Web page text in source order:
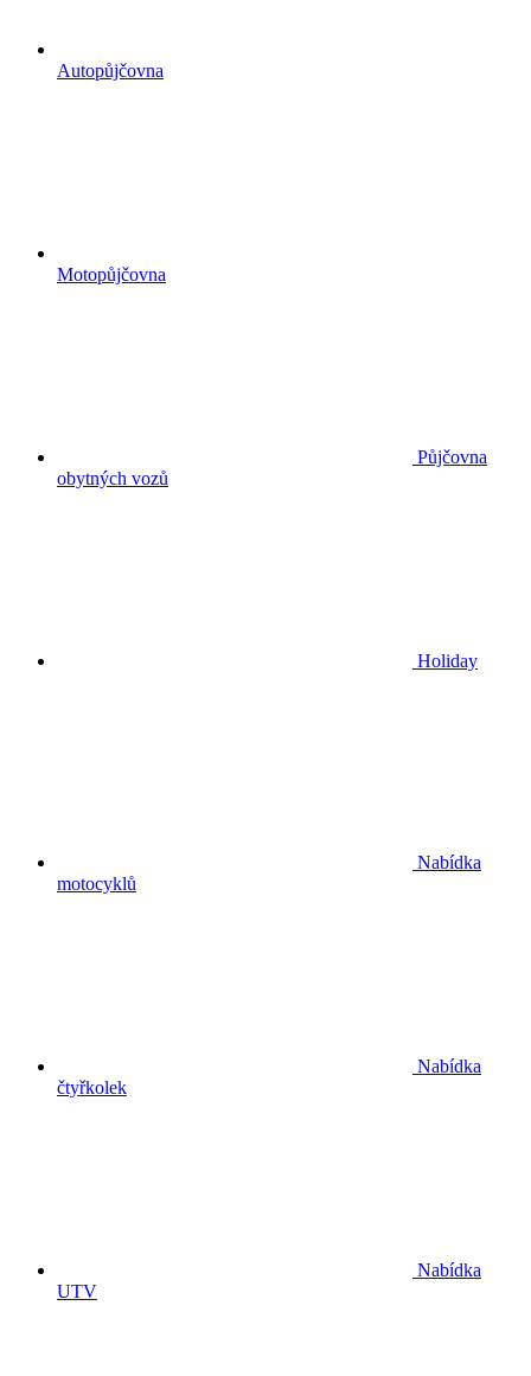
Autopůjčovna
Motopůjčovna
Půjčovna
obytných vozů
Holiday
Nabídka
motocyklů
Nabídka
čtyřkolek
Nabídka
UTV